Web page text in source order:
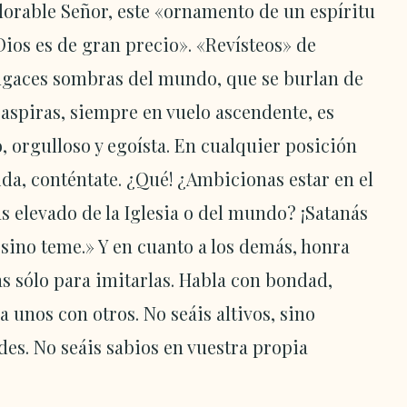
Señor, este «ornamento de un espíritu
es de gran precio». «Revísteos» de
sombras del mundo, que se burlan de
siempre en vuelo ascendente, es
orgulloso y egoísta. En cualquier posición
conténtate. ¿Qué! ¿Ambicionas estar en el
de la Iglesia o del mundo? ¡Satanás
teme.» Y en cuanto a los demás, honra
sólo para imitarlas. Habla con bondad,
con otros. No seáis altivos, sino
No seáis sabios en vuestra propia